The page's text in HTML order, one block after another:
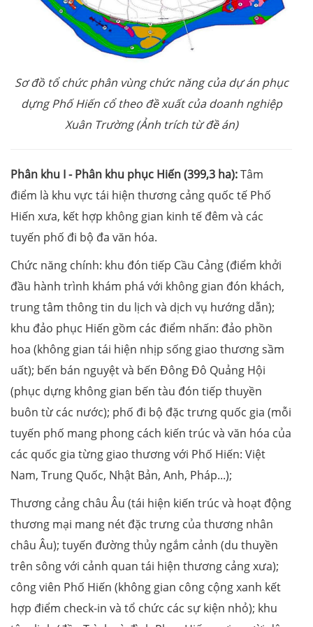
Sơ đồ tổ chức phân vùng chức năngcủa dự án phục
dựng Phố Hiến cổ theo đề xuất của doanh nghiệp
Xuân Trường (Ảnh trích từ đề án)
Phân khu I - Phân khu phục Hiến (399,3 ha):Tâm
điểm là khu vực tái hiện thương cảng quốc tế Phố
Hiến xưa, kết hợp không gian kinh tế đêm và các
tuyến phố đi bộ đa văn hóa.
Chức năng chính: khu đón tiếp Cầu Cảng (điểm khởi
đầu hành trình khám phá với không gian đón khách,
trung tâm thông tin du lịch và dịch vụ hướng dẫn);
khu đảo phục Hiến gồm các điểm nhấn: đảo phồn
hoa (không gian tái hiện nhịp sống giao thương sầm
uất); bến bán nguyệt và bến Đông Đô Quảng Hội
(phục dựng không gian bến tàu đón tiếp thuyền
buôn từ các nước); phố đi bộ đặc trưng quốc gia (mỗi
tuyến phố mang phong cách kiến trúc và văn hóa của
các quốc gia từng giao thương với Phố Hiến: Việt
Nam, Trung Quốc, Nhật Bản, Anh, Pháp...);
Thương cảng châu Âu (tái hiện kiến trúc và hoạt động
thương mại mang nét đặc trưng của thương nhân
châu Âu); tuyến đường thủy ngắm cảnh (du thuyền
trên sông với cảnh quan tái hiện thương cảng xưa);
công viên Phố Hiến (không gian công cộng xanh kết
hợp điểm check-in và tổ chức các sự kiện nhỏ); khu